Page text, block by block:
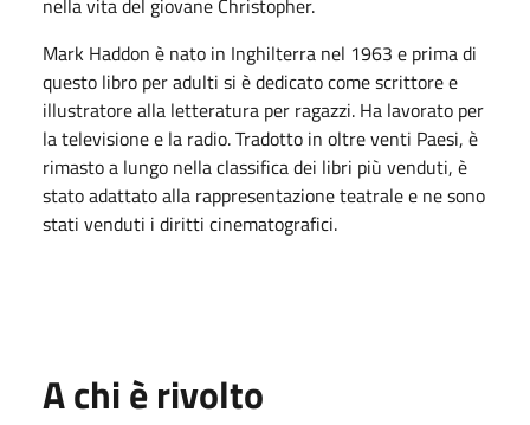
Mark Haddon è nato in Inghilterra nel 1963 e prima di
questo libro per adulti si è dedicato come scrittore e
illustratore alla letteratura per ragazzi. Ha lavorato per
la televisione e la radio. Tradotto in oltre venti Paesi, è
rimasto a lungo nella classifica dei libri più venduti, è
stato adattato alla rappresentazione teatrale e ne sono
stati venduti i diritti cinematografici.
A chi è rivolto